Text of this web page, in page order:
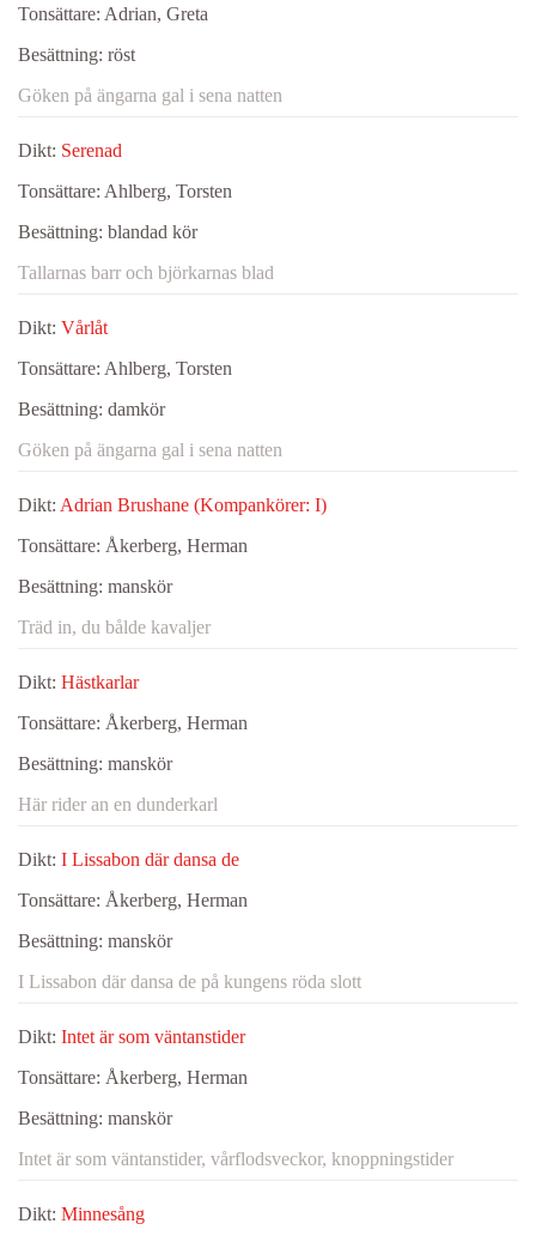
Tonsättare: Adrian, Greta
Besättning: röst
Göken på ängarna gal i sena natten
Dikt: Serenad
Tonsättare: Ahlberg, Torsten
Besättning: blandad kör
Tallarnas barr och björkarnas blad
Dikt: Vårlåt
Tonsättare: Ahlberg, Torsten
Besättning: damkör
Göken på ängarna gal i sena natten
Dikt: Adrian Brushane (Kompankörer: I)
Tonsättare: Åkerberg, Herman
Besättning: manskör
Träd in, du bålde kavaljer
Dikt: Hästkarlar
Tonsättare: Åkerberg, Herman
Besättning: manskör
Här rider an en dunderkarl
Dikt: I Lissabon där dansa de
Tonsättare: Åkerberg, Herman
Besättning: manskör
I Lissabon där dansa de på kungens röda slott
Dikt: Intet är som väntanstider
Tonsättare: Åkerberg, Herman
Besättning: manskör
Intet är som väntanstider, vårflodsveckor, knoppningstider
Dikt: Minnesång